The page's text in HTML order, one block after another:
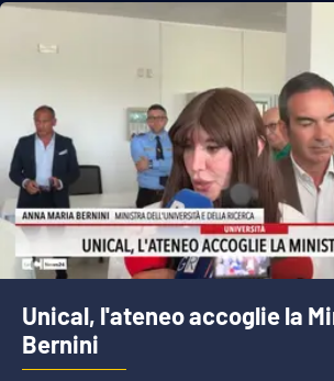
Catanzaro
Crotone
Vibo Valentia
Reggio Calabria
Cosenza
Unical, l'ateneo accoglie la
Bernini